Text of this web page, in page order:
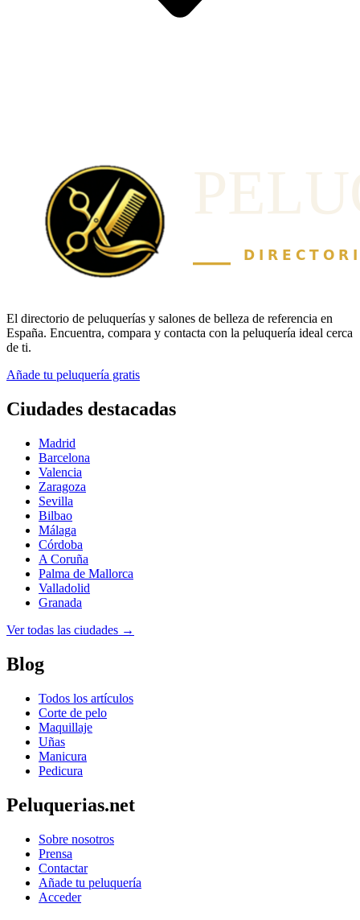
El directorio de peluquerías y salones de belleza de referencia en
España. Encuentra, compara y contacta con la peluquería ideal cerca
de ti.
Añade tu peluquería gratis
Ciudades destacadas
Madrid
Barcelona
Valencia
Zaragoza
Sevilla
Bilbao
Málaga
Córdoba
A Coruña
Palma de Mallorca
Valladolid
Granada
Ver todas las ciudades →
Blog
Todos los artículos
Corte de pelo
Maquillaje
Uñas
Manicura
Pedicura
Peluquerias.net
Sobre nosotros
Prensa
Contactar
Añade tu peluquería
Acceder